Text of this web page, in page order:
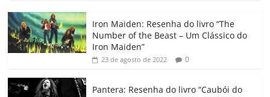
c
e
b
o
o
itt
er
at
s
A
p
e
dI
gl
e
Cl
a
p
y
Li
k
m
p
h
Iron Maiden: Resenha do livro “The
Number of the Beast – Um Clássico do
Iron Maiden”
23 de agosto de 2022 0
Pantera: Resenha do livro “Caubói do